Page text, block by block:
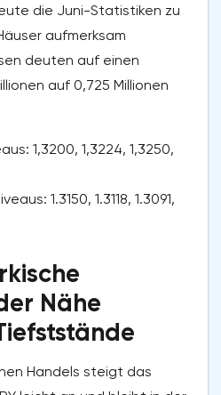
die Juni-Statistiken zu
aufmerksam
deuten auf einen
auf 0,725 Millionen
1,3200, 1,3224, 1,3250,
1.3150, 1.3118, 1.3091,
Nähe
Handels steigt das